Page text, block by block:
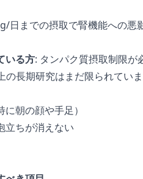
日までの摂取で腎機能への悪
いる方: タンパク質摂取制限が
の長期研究はまだ限られてい
朝の顔や手足）
立ちが消えない